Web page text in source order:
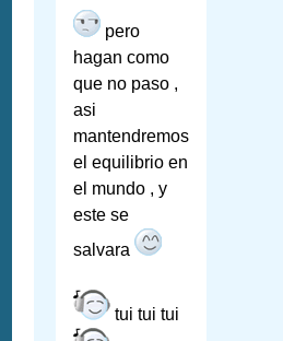
pero
hagan como
que no paso ,
asi
mantendremos
el equilibrio en
el mundo , y
este se
salvara
tui tui tui